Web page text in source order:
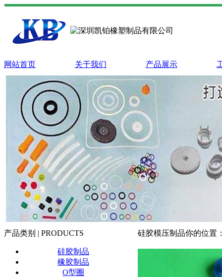
网站首页 关于我们 产品展示
产品类别 | PRODUCTS
硅胶制品
橡胶制品
O型圈
硅胶模压制品你的位置